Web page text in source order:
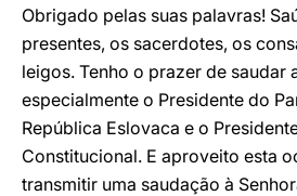
Obrigado pelas suas palavras!
presentes, os sacerdotes, os
leigos. Tenho o prazer de saudar
especialmente o Presidente do
República Eslovaca e o
Constitucional. E aproveito esta
transmitir uma saudação à